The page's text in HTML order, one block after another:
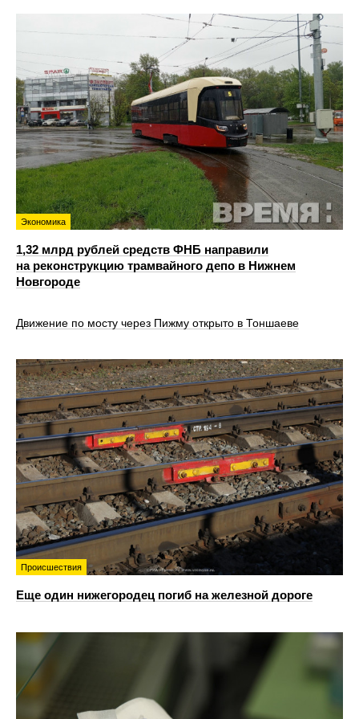
Экономика
1,32 млрд рублей средств ФНБ направили
на реконструкцию трамвайного депо в Нижнем
Новгороде
Движение по мосту через Пижму открыто в Тоншаеве
Происшествия
Еще один нижегородец погиб на железной дороге